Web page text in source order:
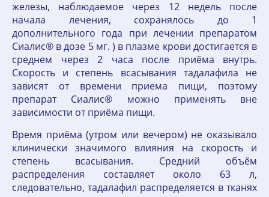
железы, наблюдаемое через 12 недель после
начала лечения, сохранялось до 1
дополнительного года при лечении препаратом
Сиалис® в дозе 5 мг. ) в плазме крови достигается в
среднем через 2 часа после приёма внутрь.
Скорость и степень всасывания тадалафила не
зависят от времени приема пищи, поэтому
препарат Сиалис® можно применять вне
зависимости от приёма пищи.
Время приёма (утром или вечером) не оказывало
клинически значимого влияния на скорость и
степень всасывания. Средний объём
распределения составляет около 63 л,
следовательно, тадалафил распределяется в тканях